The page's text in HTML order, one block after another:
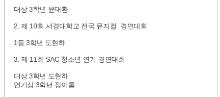
대상 3학년 윤태환
2. 제 10회 서경대학교 전국 뮤지컬 경연대회
1등 3학년 도현하
3. 제 11회 SAC 청소년 연기 경연대회
대상 3학년 도현하
연기상 3학년 정이룸